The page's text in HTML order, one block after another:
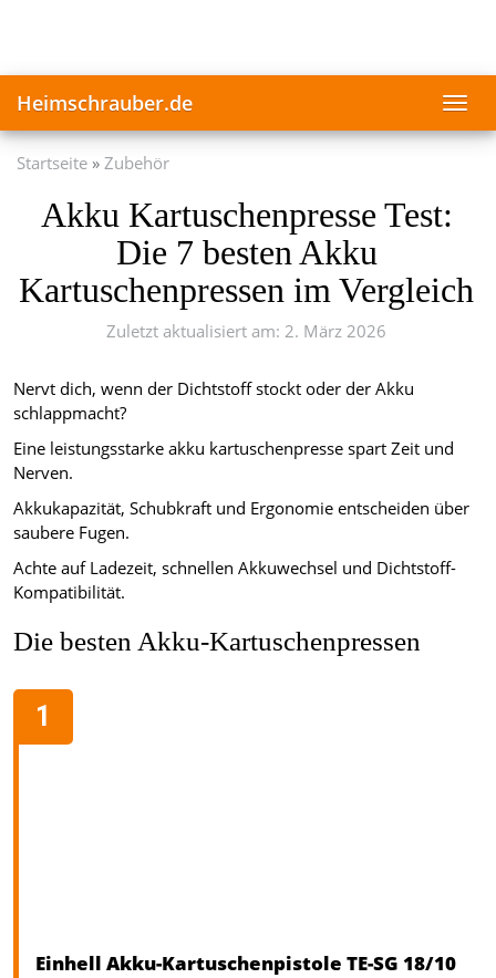
Heimschrauber.de
Startseite Zubehör
Akku Kartuschenpresse Test:
Die 7 besten Akku
Kartuschenpressen im Vergleich
Zuletzt aktualisiert am: 2. März 2026
Nervt dich, wenn der Dichtstoff stockt oder der Akku
schlappmacht?
Eine leistungsstarke akku kartuschenpresse spart Zeit und
Nerven.
Akkukapazität, Schubkraft und Ergonomie entscheiden über
saubere Fugen.
Achte auf Ladezeit, schnellen Akkuwechsel und Dichtstoff-
Kompatibilität.
Die besten Akku-Kartuschenpressen
Einhell Akku-Kartuschenpistole TE-SG 18/10